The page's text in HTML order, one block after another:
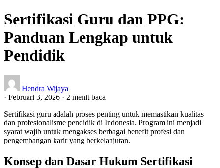
Sertifikasi Guru dan PPG:
Panduan Lengkap untuk
Pendidik
Hendra Wijaya
· Februari 3, 2026 · 2 menit baca
Sertifikasi guru adalah proses penting untuk memastikan kualitas
dan profesionalisme pendidik di Indonesia. Program ini menjadi
syarat wajib untuk mengakses berbagai benefit profesi dan
pengembangan karir yang berkelanjutan.
Konsep dan Dasar Hukum Sertifikasi